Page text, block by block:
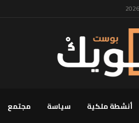
أنشطة ملكية سياسة مجتمع